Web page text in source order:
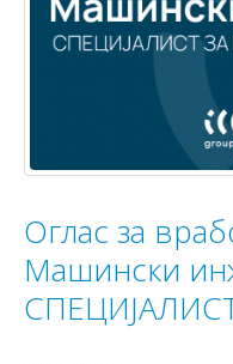
Оглас за
Машински